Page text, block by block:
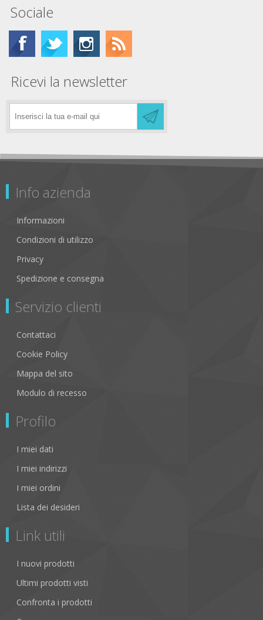
Sociale
Ricevi la newsletter
Info azienda
Informazioni
Condizioni di utilizzo
Privacy
Spedizione e consegna
Servizio clienti
Contattaci
Cookie Policy
Mappa del sito
Modulo di recesso
Profilo
I miei dati
I miei indirizzi
I miei ordini
Lista dei desideri
Link utili
I nuovi prodotti
Ultimi prodotti visti
Confronta i prodotti